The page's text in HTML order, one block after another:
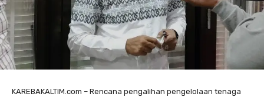
KAREBAKALTIM.com – Rencana pengalihan pengelolaan tenaga